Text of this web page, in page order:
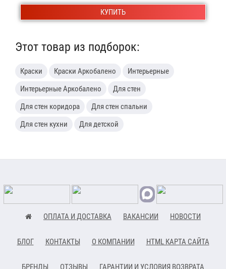
КУПИТЬ
Этот товар из подборок:
Краски Краски Аркобалено
Интерьерные
Интерьерные Аркобалено
Для стен
Для стен коридора
Для стен спальни
Для стен кухни
Для детской
ОПЛАТА И ДОСТАВКА ВАКАНСИИ НОВОСТИ
БЛОГ КОНТАКТЫ О КОМПАНИИ HTML КАРТА САЙТА
БРЕНДЫ ОТЗЫВЫ ГАРАНТИИ И УСЛОВИЯ ВОЗВРАТА